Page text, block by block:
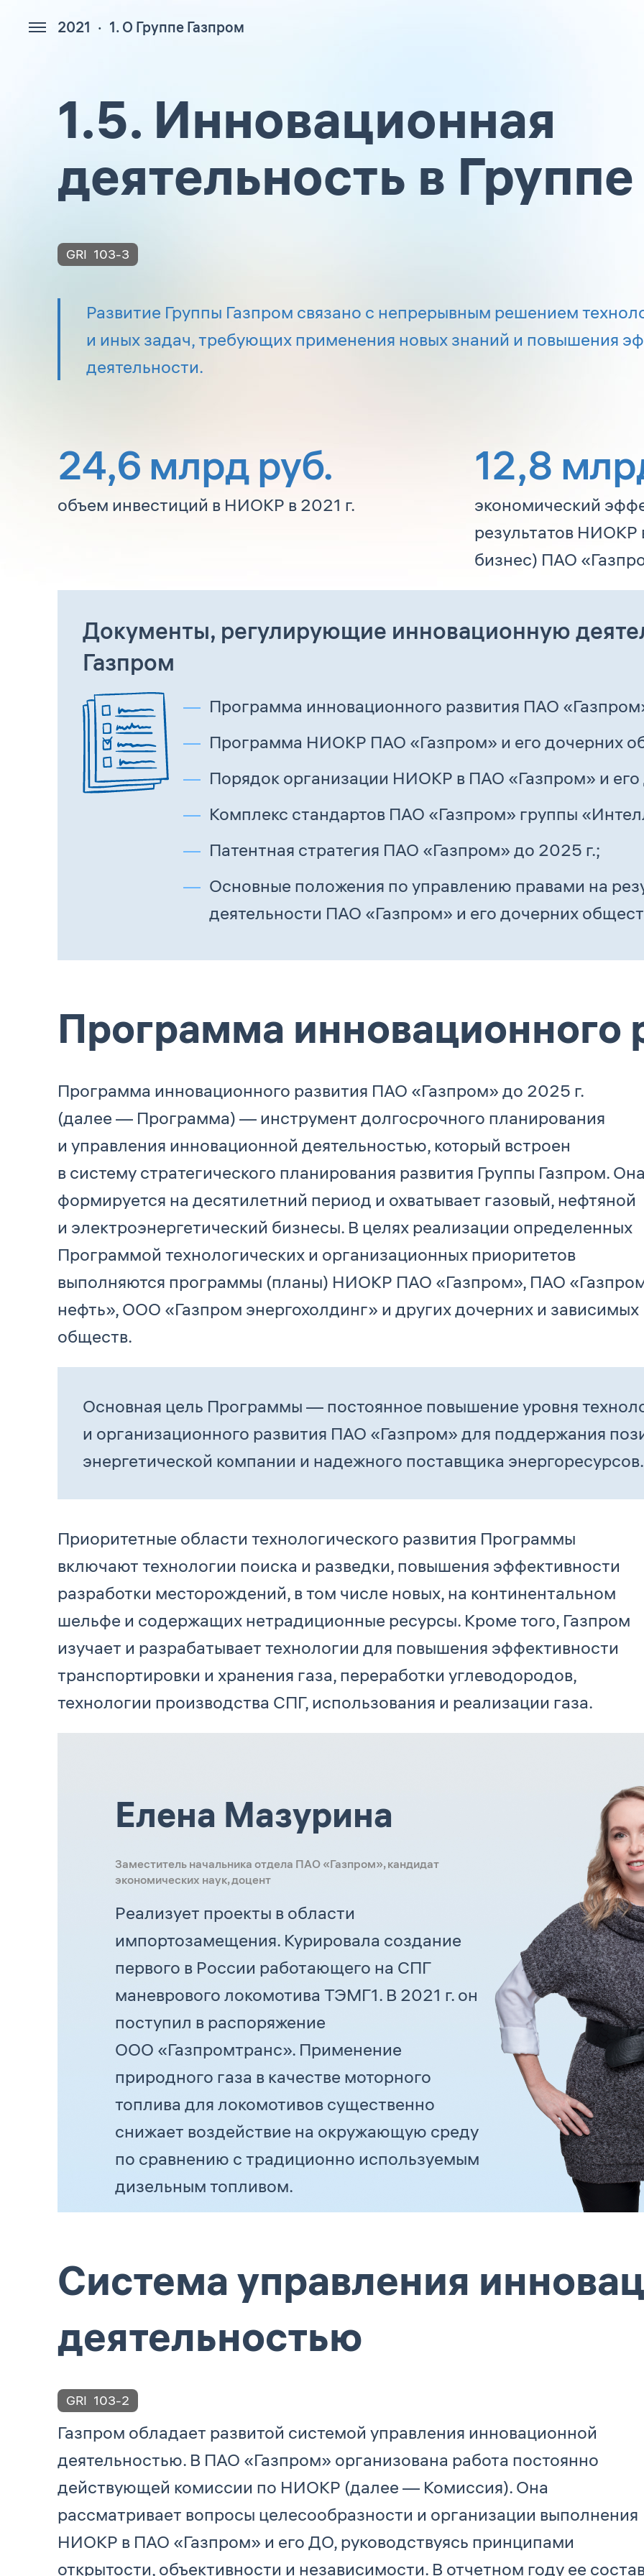
2021 1. О Группе Газпром
328
1.5. Инновационная
деятельность в
GRI 103-3
Развитие Группы Газпром связано с непрерывным решением
и иных задач, требующих применения новых знаний и повышения
деятельности.
24,6 млрд руб.
объем инвестиций в НИОКР в 2021 г.
12,8
экономический
результатов НИОКР
бизнес) ПАО
Документы, регулирующие инновационную
Газпром
Программа инновационного развития ПАО
Программа НИОКР ПАО «Газпром» и его дочерних
Порядок организации НИОКР в ПАО «Газпром» и
Комплекс стандартов ПАО «Газпром» группы
Патентная стратегия ПАО «Газпром» до 2025 г.;
Основные положения по управлению правами на
деятельности ПАО «Газпром» и его дочерних
Программа инновационного
Программа инновационного развития ПАО «Газпром» до 2025 г.
(далее — Программа) — инструмент долгосрочного планирования
и управления инновационной деятельностью, который встроен
в систему стратегического планирования развития Группы Газпром. Она
формируется на десятилетний период и охватывает газовый, нефтяной
и электроэнергетический бизнесы. В целях реализации определенных
Программой технологических и организационных приоритетов
выполняются программы (планы) НИОКР ПАО «Газпром», ПАО
нефть», ООО «Газпром энергохолдинг» и других дочерних и зависимых
обществ.
Основная цель Программы — постоянное повышение уровня
и организационного развития ПАО «Газпром» для поддержания
энергетической компании и надежного поставщика энергоресурсов.
Приоритетные области технологического развития Программы
включают технологии поиска и разведки, повышения эффективности
разработки месторождений, в том числе новых, на континентальном
шельфе и содержащих нетрадиционные ресурсы. Кроме того, Газпром
изучает и разрабатывает технологии для повышения эффективности
транспортировки и хранения газа, переработки углеводородов,
технологии производства СПГ, использования и реализации газа.
Елена Мазурина
Заместитель начальника отдела ПАО «Газпром», кандидат
экономических наук, доцент
Реализует проекты в области
импортозамещения. Курировала создание
первого в России работающего на СПГ
маневрового локомотива ТЭМГ1. В 2021 г. он
поступил в распоряжение
ООО «Газпромтранс». Применение
природного газа в качестве моторного
топлива для локомотивов существенно
снижает воздействие на окружающую среду
по сравнению с традиционно используемым
дизельным топливом.
Система управления
деятельностью
GRI 103-2
Газпром обладает развитой системой управления инновационной
деятельностью. В ПАО «Газпром» организована работа постоянно
действующей комиссии по НИОКР (далее — Комиссия). Она
рассматривает вопросы целесообразности и организации выполнения
НИОКР в ПАО «Газпром» и его ДО, руководствуясь принципами
открытости, объективности и независимости. В отчетном году ее